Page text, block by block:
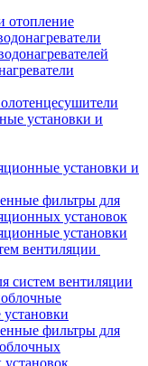
отопление
установки и
установки и
фильтры для
установок
установки
вентиляции
систем вентиляции
фильтры для